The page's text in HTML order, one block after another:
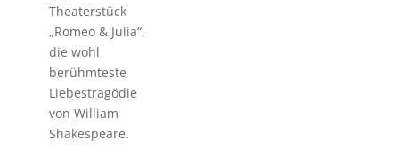
Theaterstück
„Romeo & Julia“,
die wohl
berühmteste
Liebestragödie
von William
Shakespeare.